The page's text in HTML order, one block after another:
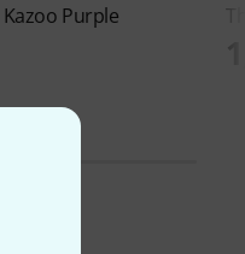
Kazoo Purple